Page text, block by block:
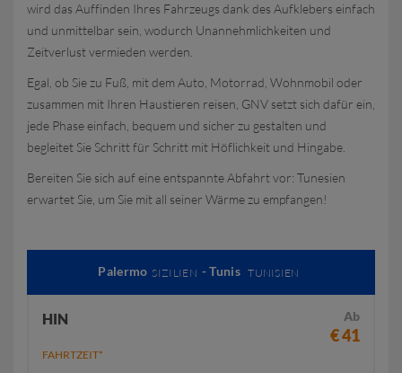
wird das Auffinden Ihres Fahrzeugs dank des Aufklebers einfach
und unmittelbar sein, wodurch Unannehmlichkeiten und
Zeitverlust vermieden werden.
Egal, ob Sie zu Fuß, mit dem Auto, Motorrad, Wohnmobil oder
zusammen mit Ihren Haustieren reisen, GNV setzt sich dafür ein,
jede Phase einfach, bequem und sicher zu gestalten und
begleitet Sie Schritt für Schritt mit Höflichkeit und Hingabe.
Bereiten Sie sich auf eine entspannte Abfahrt vor: Tunesien
erwartet Sie, um Sie mit all seiner Wärme zu empfangen!
Palermo SIZILIEN - Tunis TUNISIEN
HIN Ab
€ 41
FAHRTZEIT*